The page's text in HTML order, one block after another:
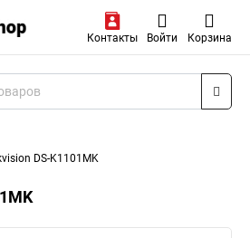
Контакты Войти Корзина
DS-K1101MK